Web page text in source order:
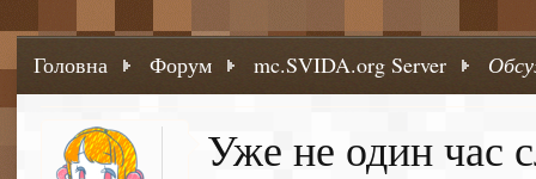
Головна Форум mc.SVIDA.org Server
Уже не один час